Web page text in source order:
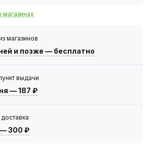
магазинов
и позже — бесплатно
выдачи
—187 ₽
—300 ₽